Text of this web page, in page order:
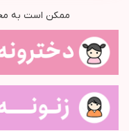
ممکن است به